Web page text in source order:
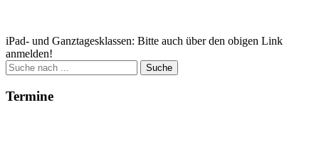
iPad- und Ganztagesklassen: Bitte auch über den obigen Link
anmelden!
Suche
nach:
Termine